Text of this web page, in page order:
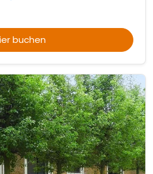
buchen